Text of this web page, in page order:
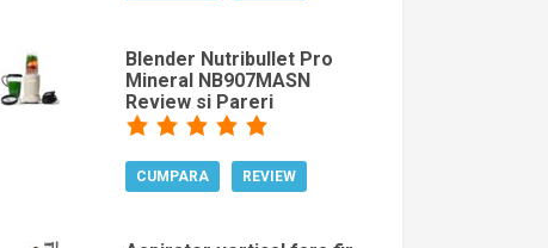
Blender Nutribullet Pro
Mineral NB907MASN
Review si Pareri
CUMPARA REVIEW